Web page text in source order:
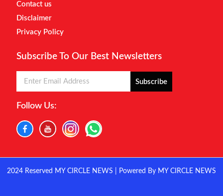
Contact us
Disclaimer
Privacy Policy
Subscribe To Our Best Newsletters
Subscribe
Follow Us:
2024 Reserved MY CIRCLE NEWS | Powered By MY CIRCLE NEWS